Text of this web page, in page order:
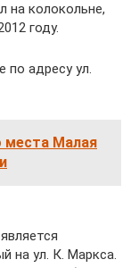
на колокольне,
году.
по адресу ул.
места Малая
на ул. К. Маркса.